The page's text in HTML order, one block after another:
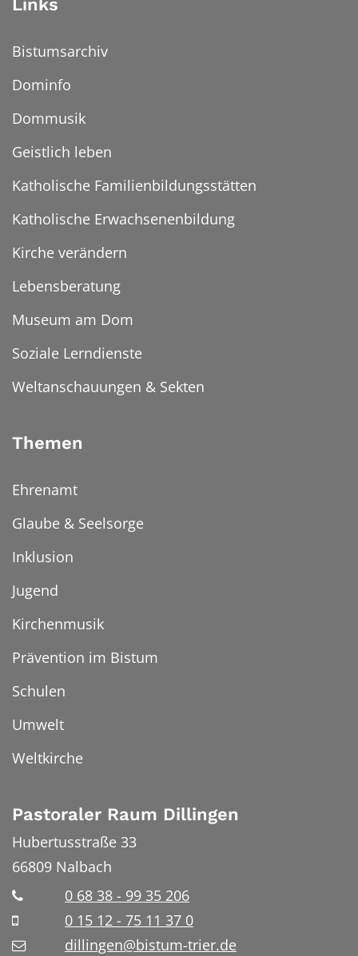
Links
Bistumsarchiv
Dominfo
Dommusik
Geistlich leben
Katholische Familienbildungsstätten
Katholische Erwachsenenbildung
Kirche verändern
Lebensberatung
Museum am Dom
Soziale Lerndienste
Weltanschauungen & Sekten
Themen
Ehrenamt
Glaube & Seelsorge
Inklusion
Jugend
Kirchenmusik
Prävention im Bistum
Schulen
Umwelt
Weltkirche
Pastoraler Raum Dillingen
Hubertusstraße 33
66809 Nalbach
0 68 38 - 99 35 206
0 15 12 - 75 11 37 0
dillingen@bistum-trier.de